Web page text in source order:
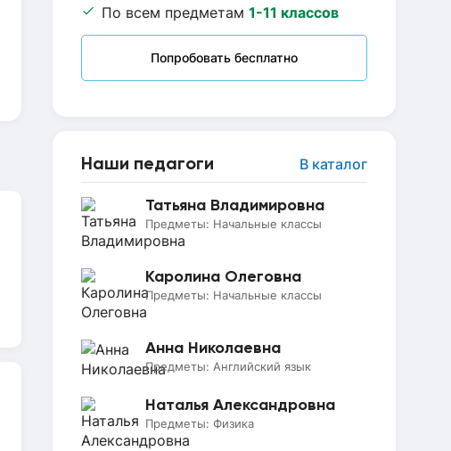
По всем предметам 1-11 классов
Попробовать бесплатно
Наши педагоги В каталог
Татьяна Владимировна
Предметы: Начальные классы
Каролина Олеговна
Предметы: Начальные классы
Анна Николаевна
Предметы: Английский язык
Наталья Александровна
Предметы: Физика